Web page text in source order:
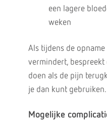
een lagere
weken
Als tijdens de
vermindert,
doen als de pijn
je dan kunt gebruiken.
Mogelijke